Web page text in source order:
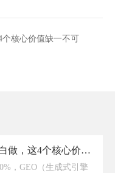
个核心价值缺一不可
做GEO没有官网等于白做，这4个核心价值缺一不可
，GEO（生成式引擎